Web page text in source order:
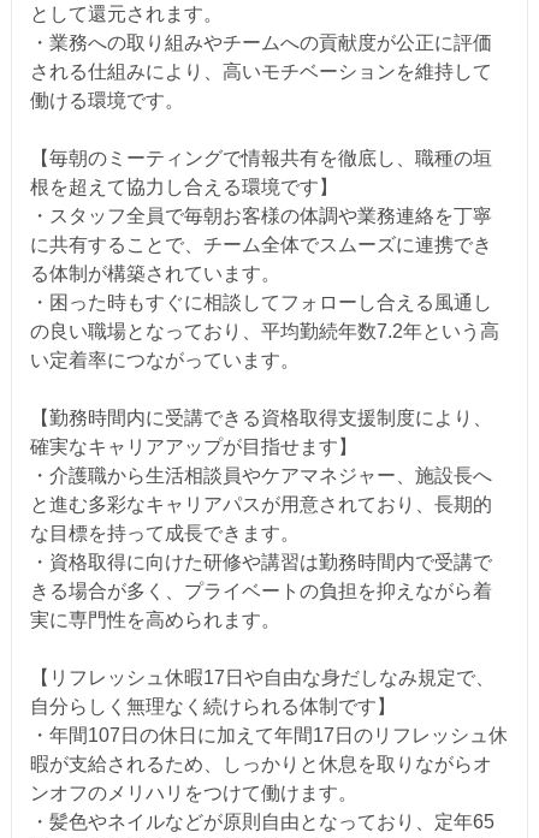
として還元されます。
・業務への取り組みやチームへの貢献度が公正に評価
される仕組みにより、高いモチベーションを維持して
働ける環境です。
【毎朝のミーティングで情報共有を徹底し、職種の垣
根を超えて協力し合える環境です】
・スタッフ全員で毎朝お客様の体調や業務連絡を丁寧
に共有することで、チーム全体でスムーズに連携でき
る体制が構築されています。
・困った時もすぐに相談してフォローし合える風通し
の良い職場となっており、平均勤続年数7.2年という高
い定着率につながっています。
【勤務時間内に受講できる資格取得支援制度により、
確実なキャリアアップが目指せます】
・介護職から生活相談員やケアマネジャー、施設長へ
と進む多彩なキャリアパスが用意されており、長期的
な目標を持って成長できます。
・資格取得に向けた研修や講習は勤務時間内で受講で
きる場合が多く、プライベートの負担を抑えながら着
実に専門性を高められます。
【リフレッシュ休暇17日や自由な身だしなみ規定で、
自分らしく無理なく続けられる体制です】
・年間107日の休日に加えて年間17日のリフレッシュ休
暇が支給されるため、しっかりと休息を取りながらオ
ンオフのメリハリをつけて働けます。
・髪色やネイルなどが原則自由となっており、定年65